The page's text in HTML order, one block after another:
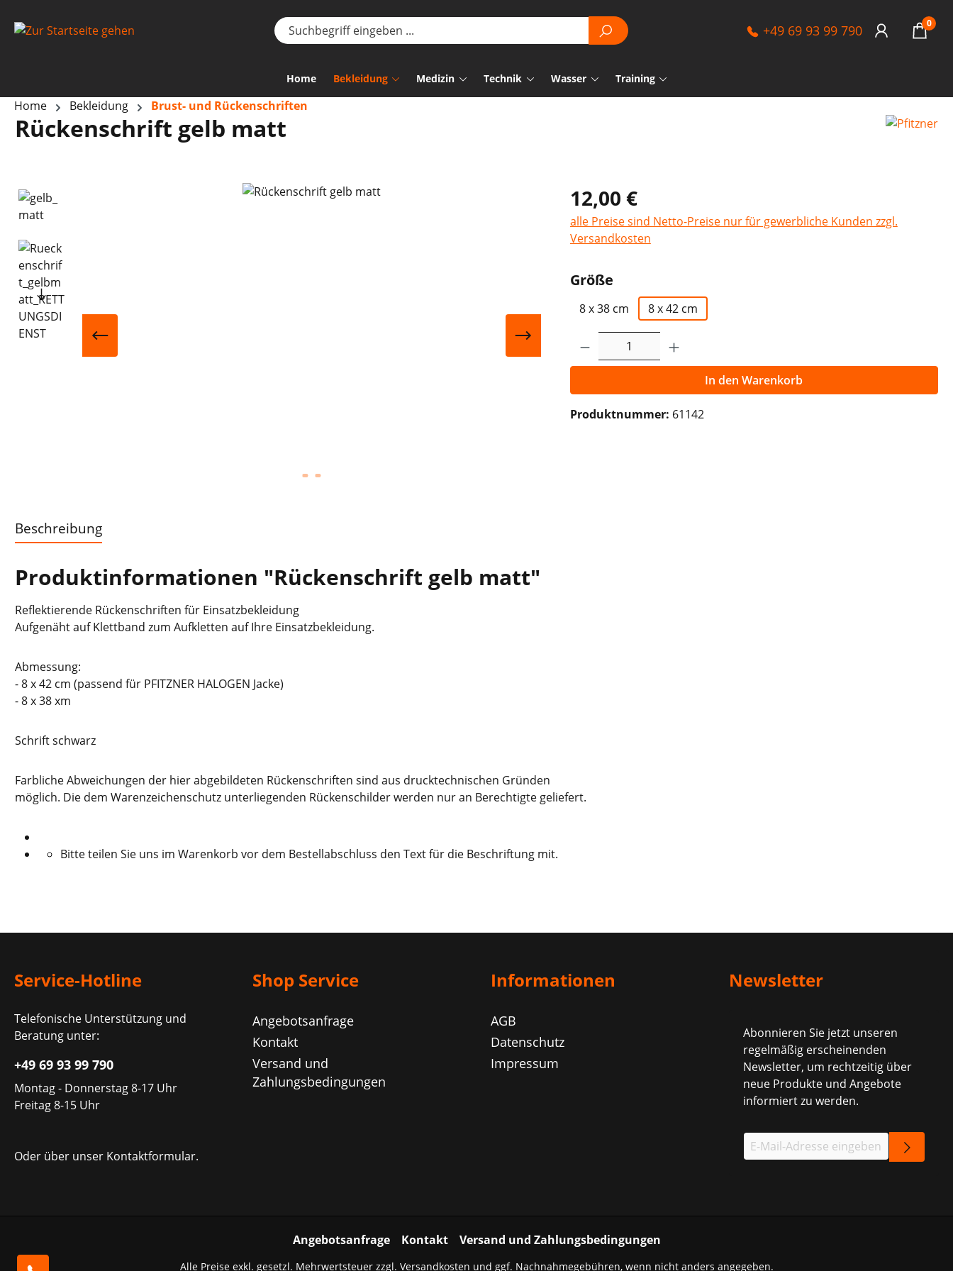
+49 69 93 99 790 0
Home Bekleidung Medizin Technik Wasser Training
Home Bekleidung Brust- und Rückenschriften
Rückenschrift gelb matt
Bildergalerie überspringen 12,00 €
alle Preise sind Netto-Preise nur für gewerbliche Kunden zzgl.
Versandkosten
Größeauswählen
8 x 38 cm 8 x 42 cm
Produkt Anzahl: Gib den gewünschten Wert
In den Warenkorb
Produktnummer: 61142
Beschreibung
Produktinformationen "Rückenschrift gelb matt"
Reflektierende Rückenschriften für Einsatzbekleidung
Aufgenäht auf Klettband zum Aufkletten auf Ihre Einsatzbekleidung.
Abmessung:
- 8 x 42 cm (passend für PFITZNER HALOGEN Jacke)
- 8 x 38 xm
Schrift schwarz
Farbliche Abweichungen der hier abgebildeten Rückenschriften sind aus drucktechnischen Gründen
möglich. Die dem Warenzeichenschutz unterliegenden Rückenschilder werden nur an Berechtigte geliefert.
Bitte teilen Sie uns im Warenkorb vor dem Bestellabschluss den Text für die Beschriftung mit.
Service-Hotline
Telefonische Unterstützung und
Beratung unter:
+49 69 93 99 790
Montag - Donnerstag 8-17 Uhr
Freitag 8-15 Uhr
Oder über unser Kontaktformular.
Shop Service
Angebotsanfrage
Kontakt
Versand und
Zahlungsbedingungen
Informationen
AGB
Datenschutz
Impressum
Newsletter
Abonnieren Sie jetzt unseren
regelmäßig erscheinenden
Newsletter, um rechtzeitig über
neue Produkte und Angebote
informiert zu werden.
Angebotsanfrage Kontakt Versand und Zahlungsbedingungen
Alle Preise exkl. gesetzl. Mehrwertsteuer zzgl. Versandkosten und ggf. Nachnahmegebühren, wenn nicht anders angegeben.